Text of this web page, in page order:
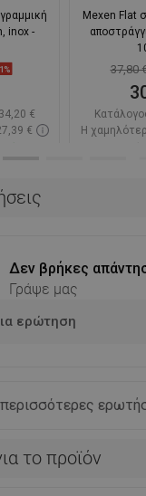
Δεν βρήκες
Γράψε μας
ερώτηση
το προϊόν
inox -
34,20 €
€
Mexen Flat
37,80
Η